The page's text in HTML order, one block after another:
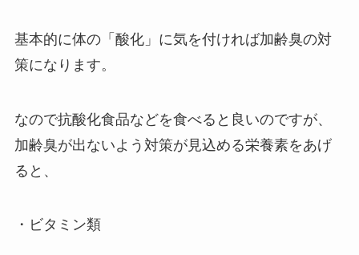
基本的に体の「酸化」に気を付ければ加齢臭の対
策になります。
なので抗酸化食品などを食べると良いのですが、
加齢臭が出ないよう対策が見込める栄養素をあげ
ると、
・ビタミン類